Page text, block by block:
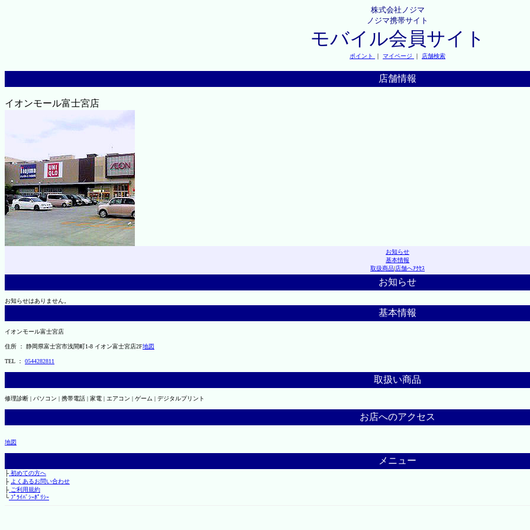
株式会社ノジマ
ノジマ携帯サイト
モバイル会員サイト
ポイント ｜ マイページ ｜ 店舗検索
店舗情報
イオンモール富士宮店
お知らせ
基本情報
取扱商品|店舗へｱｸｾｽ
お知らせ
お知らせはありません。
基本情報
イオンモール富士宮店
住所 ： 静岡県富士宮市浅間町1-8 イオン富士宮店2F地図
TEL ： 0544282811
取扱い商品
修理診断 | パソコン | 携帯電話 | 家電 | エアコン | ゲーム | デジタルプリント
お店へのアクセス
地図
メニュー
├初めての方へ
├ よくあるお問い合わせ
├ご利用規約
└ﾌﾟﾗｲﾊﾞｼｰﾎﾟﾘｼｰ